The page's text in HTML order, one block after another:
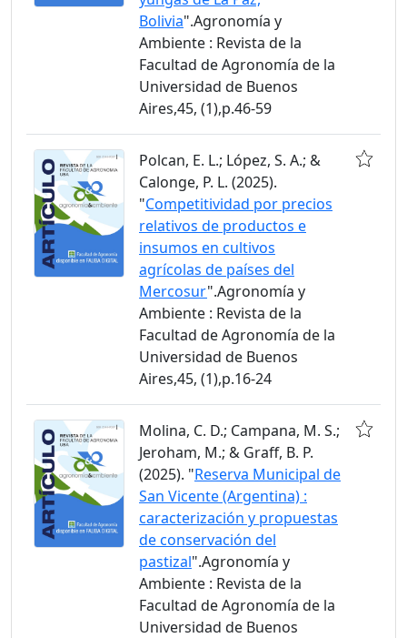
Bolivia".Agronomía y
Ambiente : Revista de la
Facultad de Agronomía de la
Universidad de Buenos
Aires,45, (1),p.46-59
Polcan, E. L.; López, S. A.; &
Calonge, P. L. (2025).
"Competitividad por precios
relativos de productos e
insumos en cultivos
agrícolas de países del
Mercosur".Agronomía y
Ambiente : Revista de la
Facultad de Agronomía de la
Universidad de Buenos
Aires,45, (1),p.16-24
Molina, C. D.; Campana, M. S.;
Jeroham, M.; & Graff, B. P.
(2025). "Reserva Municipal de
San Vicente (Argentina) :
caracterización y propuestas
de conservación del
pastizal".Agronomía y
Ambiente : Revista de la
Facultad de Agronomía de la
Universidad de Buenos